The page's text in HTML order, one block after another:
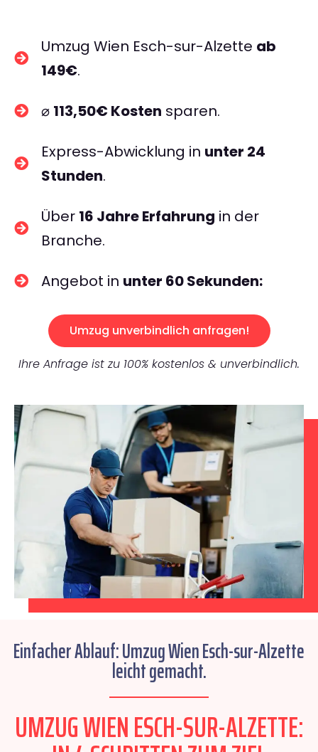
Umzug Wien Esch-sur-Alzette ab
149€.
⌀ 113,50€ Kosten sparen.
Express-Abwicklung in unter 24
Stunden.
Über 16 Jahre Erfahrung in der
Branche.
Angebot in unter 60 Sekunden:
Umzug unverbindlich anfragen!
Ihre Anfrage ist zu 100% kostenlos & unverbindlich.
Einfacher Ablauf: Umzug Wien Esch-sur-Alzette
leicht gemacht.
UMZUG WIEN ESCH-SUR-ALZETTE: